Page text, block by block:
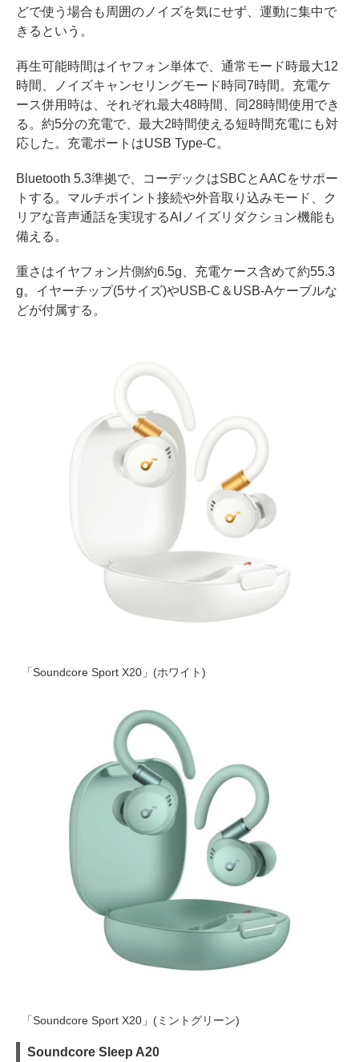
どで使う場合も周囲のノイズを気にせず、運動に集中で
きるという。
再生可能時間はイヤフォン単体で、通常モード時最大12
時間、ノイズキャンセリングモード時同7時間。充電ケ
ース併用時は、それぞれ最大48時間、同28時間使用でき
る。約5分の充電で、最大2時間使える短時間充電にも対
応した。充電ポートはUSB Type-C。
Bluetooth 5.3準拠で、コーデックはSBCとAACをサポー
トする。マルチポイント接続や外音取り込みモード、ク
リアな音声通話を実現するAIノイズリダクション機能も
備える。
重さはイヤフォン片側約6.5g、充電ケース含めて約55.3
g。イヤーチップ(5サイズ)やUSB-C＆USB-Aケーブルな
どが付属する。
「Soundcore Sport X20」(ホワイト)
「Soundcore Sport X20」(ミントグリーン)
Soundcore Sleep A20